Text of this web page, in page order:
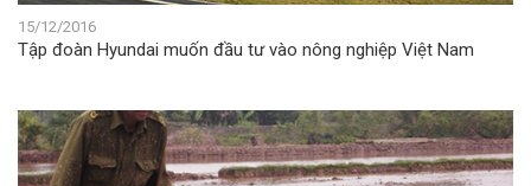
15/12/2016
Tập đoàn Hyundai muốn đầu tư vào nông nghiệp Việt Nam